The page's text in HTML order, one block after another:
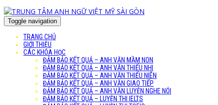
Toggle navigation
TRANG CHỦ
GIỚI THIỆU
CÁC KHÓA HỌC
ĐẢM BẢO KẾT QUẢ – ANH VĂN MẦM NON
ĐẢM BẢO KẾT QUẢ – ANH VĂN THIẾU NHI
ĐẢM BẢO KẾT QUẢ – ANH VĂN THIẾU NIÊN
ĐẢM BẢO KẾT QUẢ – ANH VĂN GIAO TIẾP
ĐẢM BẢO KẾT QUẢ – ANH VĂN LUYỆN NGHE NÓI
ĐẢM BẢO KẾT QUẢ – LUYỆN THI IELTS